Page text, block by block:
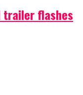
trailer flashes